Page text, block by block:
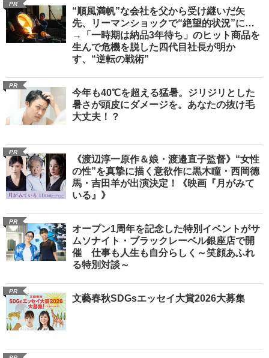
PR
“順風満帆”な会社を父から受け継いだ矢
先、リーマンショックで“絶望的状況”に…
→「一時期は納品3年待ち」のヒット商品を
生んで危機を脱した四代目社長が明か
す、“逆転の戦術”
PR
今年も40℃を超える猛暑。ジリジリとした
暑さが頭皮にダメージを。あなたの抜け毛
大丈夫！？
PR
《渡辺淳一原作＆娘・渡邉直子監督》“女性
の性”を真摯に描く意欲作に黒木瞳・西岡德
馬・吉田羊が出演決定！《映画『月がみて
いる』》
PR
オープン1周年を記念した特別イベントがサ
ムソナイト・ブラックレーベル銀座店で開
催 仕事も人生も自分らしく～笑顔あふれ
る特別対談～
PR
文藝春秋SDGsエッセイ大賞2026大募集